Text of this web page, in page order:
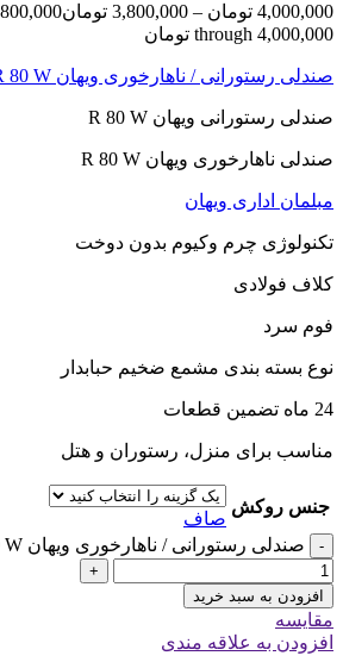
4,000,000 تومان –
3,800,000 تومان
through 4,000,000 تومان
صندلی رستورانی / ناهارخوری ویهان R 80 W
صندلی رستورانی ویهان R 80 W
صندلی ناهارخوری ویهان R 80 W
مبلمان اداری ویهان
تکنولوژی چرم وکیوم بدون دوخت
کلاف فولادی
فوم سرد
نوع بسته بندی مشمع ضخیم حبابدار
24 ماه تضمین قطعات
مناسب برای منزل، رستوران و هتل
جنس روکش
صاف
- صندلی رستورانی / ناهارخوری ویهان R 80 W عدد
+
افزودن به سبد خرید
مقایسه
افزودن به علاقه مندی